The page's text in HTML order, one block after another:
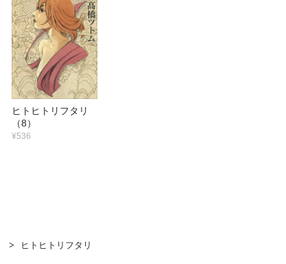
ヒトヒトリフタリ
（8）
¥536
ヒトヒトリフタリ